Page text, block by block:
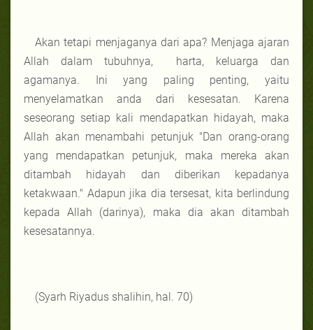
Akan tetapi menjaganya dari apa? Menjaga ajaran
Allah dalam tubuhnya, harta, keluarga dan
agamanya. Ini yang paling penting, yaitu
menyelamatkan anda dari kesesatan. Karena
seseorang setiap kali mendapatkan hidayah, maka
Allah akan menambahi petunjuk "Dan orang-orang
yang mendapatkan petunjuk, maka mereka akan
ditambah hidayah dan diberikan kepadanya
ketakwaan." Adapun jika dia tersesat, kita berlindung
kepada Allah (darinya), maka dia akan ditambah
kesesatannya.
(Syarh Riyadus shalihin, hal. 70)